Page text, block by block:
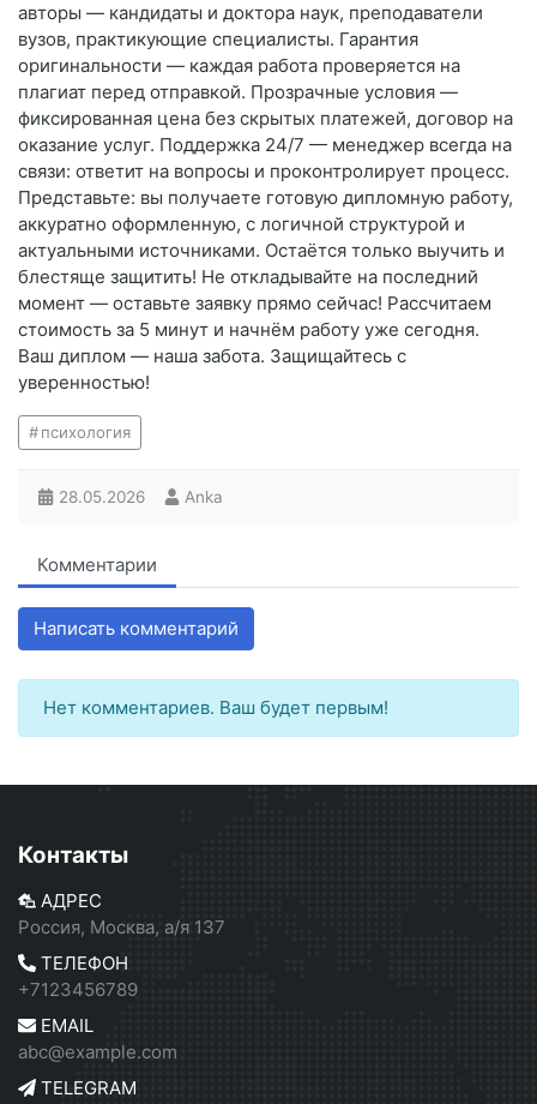
авторы — кандидаты и доктора наук, преподаватели
вузов, практикующие специалисты. Гарантия
оригинальности — каждая работа проверяется на
плагиат перед отправкой. Прозрачные условия —
фиксированная цена без скрытых платежей, договор на
оказание услуг. Поддержка 24/7 — менеджер всегда на
связи: ответит на вопросы и проконтролирует процесс.
Представьте: вы получаете готовую дипломную работу,
аккуратно оформленную, с логичной структурой и
актуальными источниками. Остаётся только выучить и
блестяще защитить! Не откладывайте на последний
момент — оставьте заявку прямо сейчас! Рассчитаем
стоимость за 5 минут и начнём работу уже сегодня.
Ваш диплом — наша забота. Защищайтесь с
уверенностью!
психология
28.05.2026 Anka
Комментарии
Написать комментарий
Нет комментариев. Ваш будет первым!
Контакты
АДРЕС
Россия, Москва, а/я 137
ТЕЛЕФОН
+7123456789
EMAIL
abc@example.com
TELEGRAM